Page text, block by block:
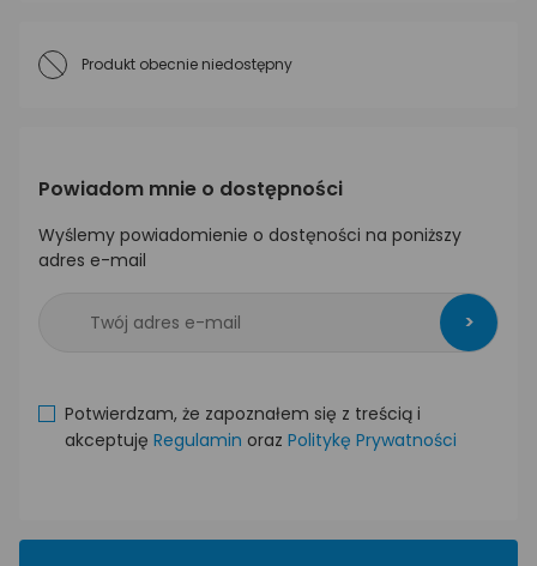
Produkt obecnie niedostępny
Powiadom mnie o dostępności
Wyślemy powiadomienie o dostęności na poniższy
adres e-mail
>
Potwierdzam, że zapoznałem się z treścią i
akceptuję Regulamin oraz Politykę Prywatności